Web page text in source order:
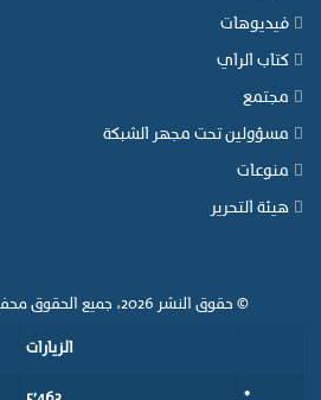
فيديوهات
كتاب الراي
مجتمع
مسؤولين تحت مجهر الشبكة
منوعات
هيئة التحرير
© حقوق النشر 2026، جميع الحقوق محفوظة |
الزيارات